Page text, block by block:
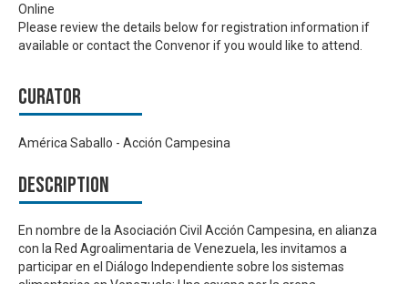
Online
Please review the details below for registration information if
available or contact the Convenor if you would like to attend.
Curator
América Saballo - Acción Campesina
Description
En nombre de la Asociación Civil Acción Campesina, en alianza
con la Red Agroalimentaria de Venezuela, les invitamos a
participar en el Diálogo Independiente sobre los sistemas